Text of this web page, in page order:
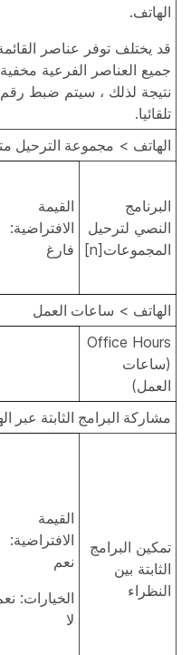
الهاتف.
قد يختلف توفر عناصر
جميع العناصر الفرعية
نتيجة لذلك ، سيتم ضبط رقم
تلقائيا.
الهاتف > مجموعة الترحيل
البرنامج
النصي لترحيل
المجموعات[n]
القيمة
الافتراضية:
فارغ
الهاتف > ساعات العمل
Office Hours
(ساعات
العمل)
مشاركة البرامج الثابتة عبر
تمكين البرامج
الثابتة بين
النظراء
القيمة
الافتراضية:
نعم
الخيارات:
لا